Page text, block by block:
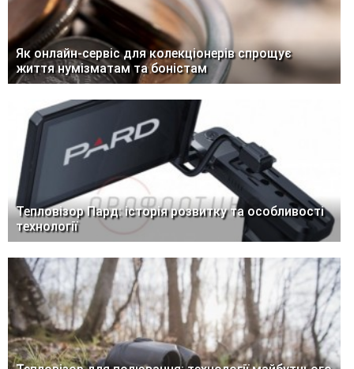
Як онлайн-сервіс для колекціонерів спрощує
життя нумізматам та боністам
Тепловізор Пард: історія розвитку та особливості
технології